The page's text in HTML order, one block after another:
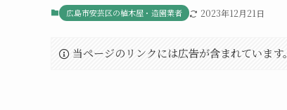
広島市安芸区の植木屋・造園業者 2023年12月21日
当ページのリンクには広告が含まれています。